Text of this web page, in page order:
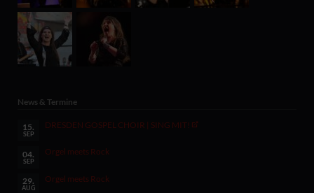
News & Termine
15.
SEP
DRESDEN GOSPEL CHOIR | SING MIT!
04.
SEP
Orgel meets Rock
29.
AUG
Orgel meets Rock